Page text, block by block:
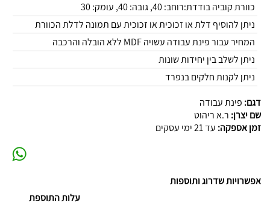
כוורת קוביה בודדת:רוחב: 40, גובה: 40, עומק: 30
ניתן להוסיף דלת או זכוכית או זכוכית עם תמונה לדלת הכוורת
המחיר עבור פינת עבודה עשויה MDF ללא הובלה והרכבה
ניתן לשלב בין יחידות שונות
ניתן לקנות חלקים בנפרד
דגם: פינת עבודה
שם יצרן: ר.א ריהוט
זמן אספקה: עד 21 ימי עסקים
אפשרויות שדרוג ותוספות
עלות התוספת